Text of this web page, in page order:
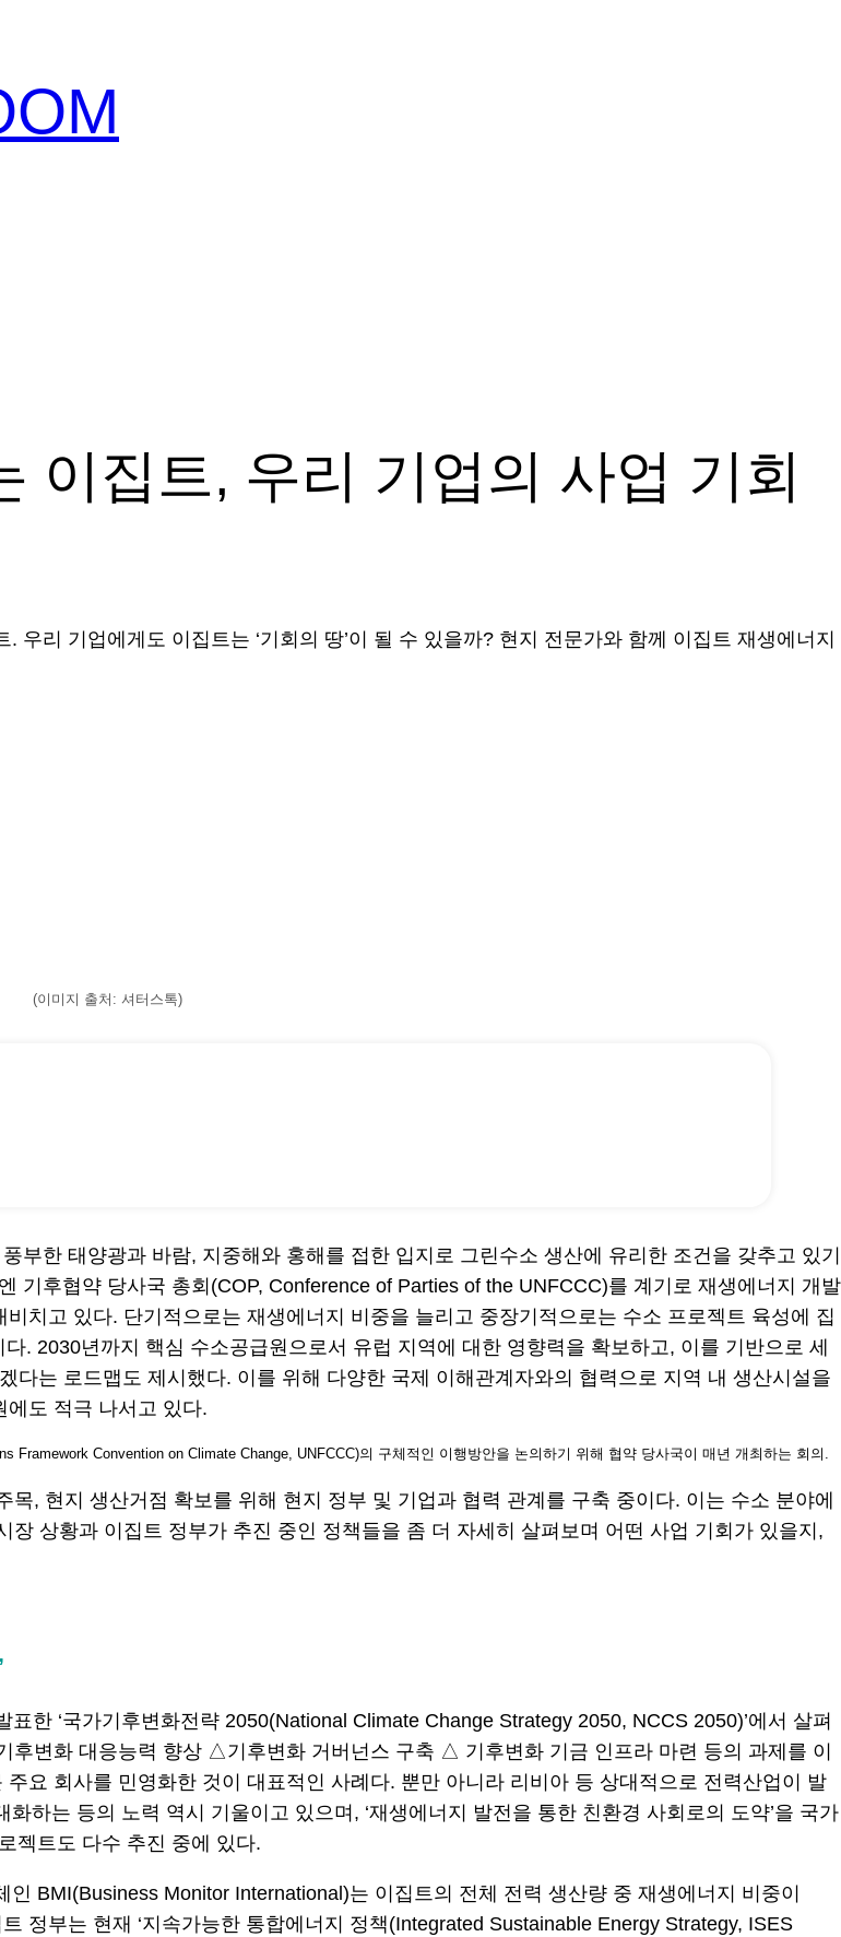
이집트, 우리 기업의 사업 기회
리 기업에게도 이집트는 ‘기회의 땅’이 될 수 있을까? 현지 전문가와 함께 이집트 재생에너지
(이미지 출처: 셔터스톡)
부한 태양광과 바람, 지중해와 홍해를 접한 입지로 그린수소 생산에 유리한 조건을 갖추고 있기
기후협약 당사국 총회(COP, Conference of Parties of the UNFCCC)를 계기로 재생에너지 개발
치고 있다. 단기적으로는 재생에너지 비중을 늘리고 중장기적으로는 수소 프로젝트 육성에 집
. 2030년까지 핵심 수소공급원으로서 유럽 지역에 대한 영향력을 확보하고, 이를 기반으로 세
는 로드맵도 제시했다. 이를 위해 다양한 국제 이해관계자와의 협력으로 지역 내 생산시설을
도 적극 나서고 있다.
Convention on Climate Change, UNFCCC)의 구체적인 이행방안을 논의하기 위해 협약 당사국이 매년 개최하는 회의.
, 현지 생산거점 확보를 위해 현지 정부 및 기업과 협력 관계를 구축 중이다. 이는 수소 분야에
상황과 이집트 정부가 추진 중인 정책들을 좀 더 자세히 살펴보며 어떤 사업 기회가 있을지,
한 ‘국가기후변화전략 2050(National Climate Change Strategy 2050, NCCS 2050)’에서 살펴
변화 대응능력 향상 △기후변화 거버넌스 구축 △ 기후변화 기금 인프라 마련 등의 과제를 이
요 회사를 민영화한 것이 대표적인 사례다. 뿐만 아니라 리비아 등 상대적으로 전력산업이 발
하는 등의 노력 역시 기울이고 있으며, ‘재생에너지 발전을 통한 친환경 사회로의 도약’을 국가
젝트도 다수 추진 중에 있다.
BMI(Business Monitor International)는 이집트의 전체 전력 생산량 중 재생에너지 비중이
정부는 현재 ‘지속가능한 통합에너지 정책(Integrated Sustainable Energy Strategy, ISES